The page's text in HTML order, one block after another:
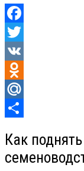
Facebook
Twitter
VK
Odnoklassniki
Mail.Ru
Как